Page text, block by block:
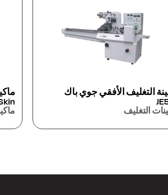
ماكينة التغليف الحراري الأوتوماتيكية
TSS145 Skin
ماكينات التغليف